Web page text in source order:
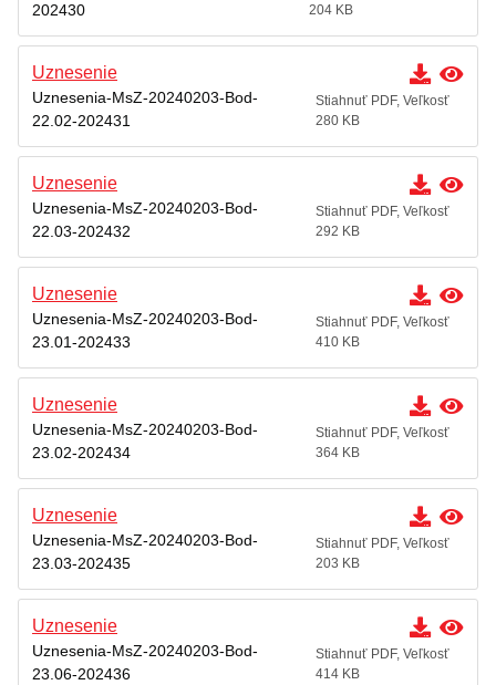
202430
204 KB
Uznesenie
Uznesenia-MsZ-20240203-Bod-
22.02-202431
Stiahnuť PDF, Veľkosť
280 KB
Uznesenie
Uznesenia-MsZ-20240203-Bod-
22.03-202432
Stiahnuť PDF, Veľkosť
292 KB
Uznesenie
Uznesenia-MsZ-20240203-Bod-
23.01-202433
Stiahnuť PDF, Veľkosť
410 KB
Uznesenie
Uznesenia-MsZ-20240203-Bod-
23.02-202434
Stiahnuť PDF, Veľkosť
364 KB
Uznesenie
Uznesenia-MsZ-20240203-Bod-
23.03-202435
Stiahnuť PDF, Veľkosť
203 KB
Uznesenie
Uznesenia-MsZ-20240203-Bod-
23.06-202436
Stiahnuť PDF, Veľkosť
414 KB